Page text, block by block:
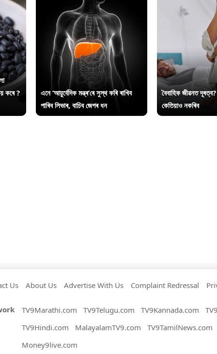
কৰে ?
এনে ‘আয়ুৰ্বেদিক মন্ত্ৰ’ৰে সুস্থ কৰি ৰাখিব
পাৰিব লিভাৰ, বাচিব জেপৰ ধন
বৈবাহিক জীৱনত
কেতিয়াও নকৰিব
Us About Us Advertise With Us Complaint Redressal
TV9Marathi.com TV9Telugu.com TV9Kannada.com
TV9Hindi.com
MalayalamTV9.com
TV9TamilNews.com
Money9live.com